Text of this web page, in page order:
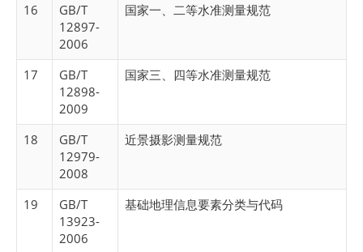
16
GB/T
12897-
2006
国家一、二等水准测量规范
17
GB/T
12898-
2009
国家三、四等水准测量规范
18
GB/T
12979-
2008
近景摄影测量规范
19
GB/T
13923-
2006
基础地理信息要素分类与代码